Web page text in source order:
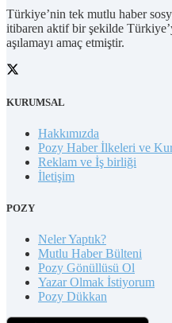
Türkiye’nin tek mutlu haber
itibaren aktif bir şekilde
aşılamayı amaç etmiştir.
KURUMSAL
Hakkımızda
Pozy Haber İlkeleri ve
Reklam ve İş birliği
İletişim
POZY
Neler Yaptık?
Mutlu Haber Bülteni
Pozy Gönüllüsü Ol
Yazar Olmak İstiyorum
Pozy Dükkan